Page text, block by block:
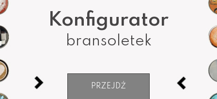
Konfigurator
bransoletek
PRZEJDŹ